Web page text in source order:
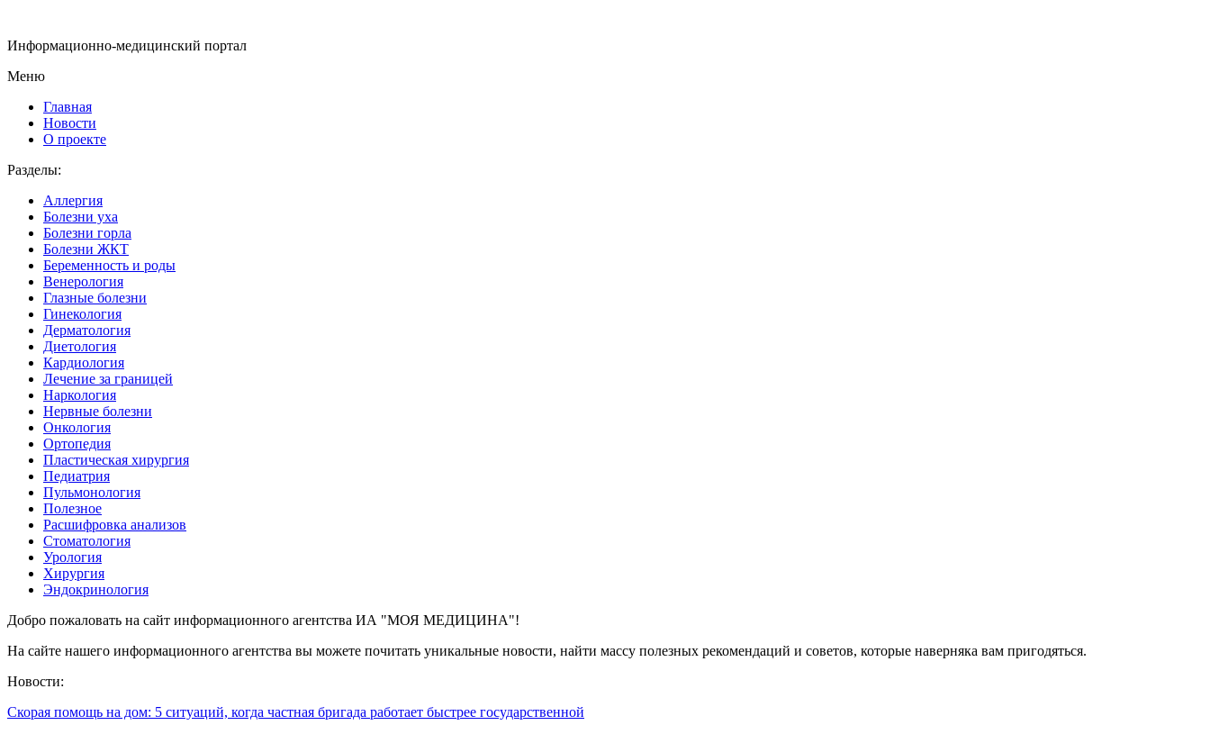
Информационно-медицинский портал
Меню
Главная
Новости
О проекте
Разделы:
Аллергия
Болезни уха
Болезни горла
Болезни ЖКТ
Беременность и роды
Венерология
Глазные болезни
Гинекология
Дерматология
Диетология
Кардиология
Лечение за границей
Наркология
Нервные болезни
Онкология
Ортопедия
Пластическая хирургия
Педиатрия
Пульмонология
Полезное
Расшифровка анализов
Стоматология
Урология
Хирургия
Эндокринология
Добро пожаловать на сайт информационного агентства ИА "МОЯ МЕДИЦИНА"!
На сайте нашего информационного агентства вы можете почитать уникальные новости, найти массу полезных рекомендаций и советов, которые наверняка вам пригодяться.
Новости:
Скорая помощь на дом: 5 ситуаций, когда частная бригада работает быстрее государственной